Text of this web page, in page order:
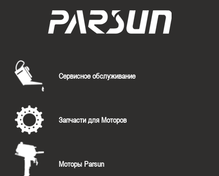
Сервисное обслуживание
Запчасти для Моторов
Моторы Parsun